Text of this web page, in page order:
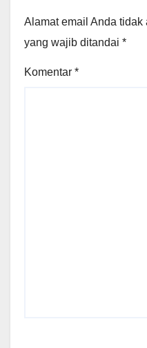
Alamat email Anda
yang wajib ditandai *
Komentar *